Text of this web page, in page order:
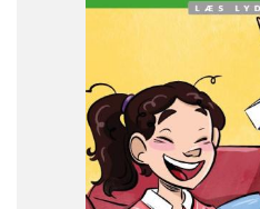
9788723559357